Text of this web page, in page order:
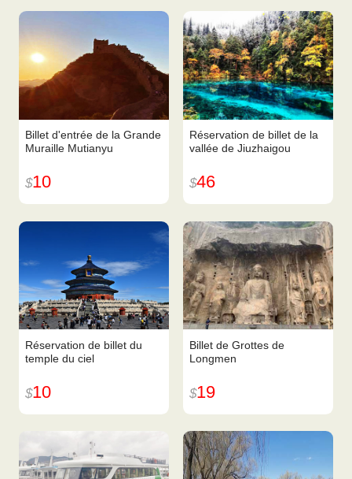
Billet d'entrée de la Grande
Muraille Mutianyu
$10
Réservation de billet de la
vallée de Jiuzhaigou
$46
Réservation de billet du
temple du ciel
$10
Billet de Grottes de
Longmen
$19